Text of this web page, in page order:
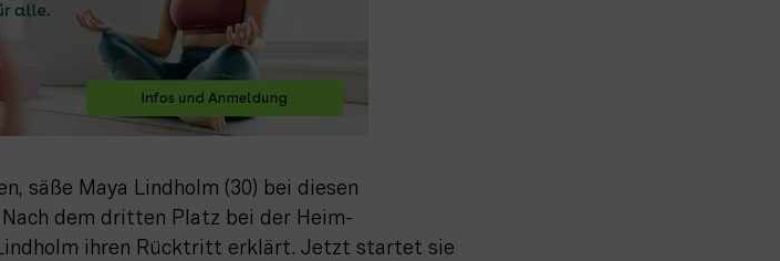
säße Maya Lindholm (30) bei diesen
Nach dem dritten Platz bei der Heim-
ihren Rücktritt erklärt. Jetzt startet sie